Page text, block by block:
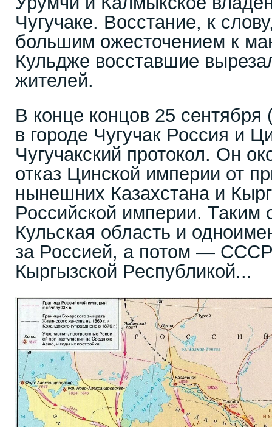
Чугучаке. Восстание, к
большим ожесточением к
Кульдже восставшие
жителей.
В конце концов 25 сентября
в городе Чугучак Россия и
Чугучакский протокол. Он
отказ Цинской империи от
нынешних Казахстана и
Российской империи. Таким
Кульская область и
за Россией, а потом —
Кыргызской Республикой...